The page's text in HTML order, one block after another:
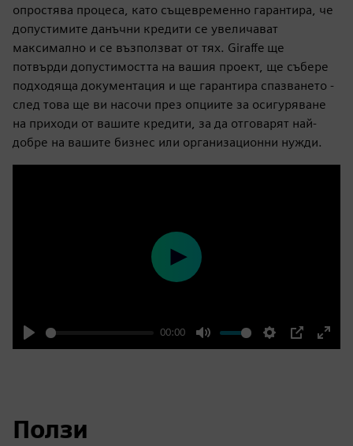
опростява процеса, като същевременно гарантира, че
допустимите данъчни кредити се увеличават
максимално и се възползват от тях. Giraffe ще
потвърди допустимостта на вашия проект, ще събере
подходяща документация и ще гарантира спазването -
след това ще ви насочи през опциите за осигуряване
на приходи от вашите кредити, за да отговарят най-
добре на вашите бизнес или организационни нужди.
Play
00:00
Mute Settings
PIP
Enter
Play
Ползи